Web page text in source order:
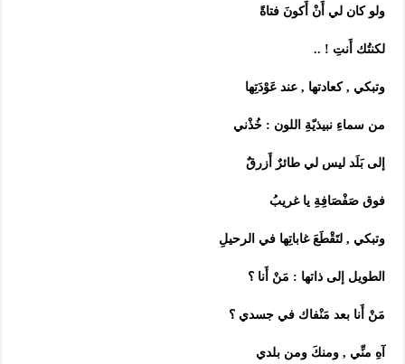
ولو كان لي أَنْ أَكونَ فتاةً
لكنتُك أَنتِ ! ..
وتبكي , كعادتها , عند عَوْدَتِها
من سماءِ نبيذيّةِ اللون : خُذْني
إلى بَلَد ليس لي طائرٌ أَزرقٌ
فوق صَفْصَافِةِ يا غريبُ
وتبكي , لتَقْطَعَ غاباتِها في الرحيلِ
الطويل إلى ذاتها : مَنْ أَنا ؟
مَنْ أَنا بعد مَنْفاك في جسدي ؟
آهِ منِّي , ومنكَ ومن بلدي